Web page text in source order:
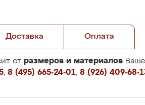
Доставка Оплата
от размеров и материалов
, 8 (495) 665-24-01, 8 (926) 409-68-